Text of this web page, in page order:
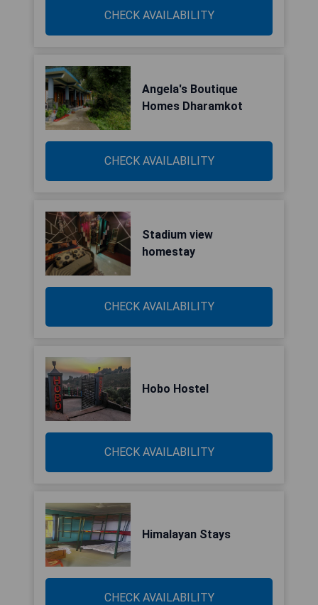
CHECK AVAILABILITY
Angela's Boutique
Homes Dharamkot
CHECK AVAILABILITY
Stadium view
homestay
CHECK AVAILABILITY
Hobo Hostel
CHECK AVAILABILITY
Himalayan Stays
CHECK AVAILABILITY